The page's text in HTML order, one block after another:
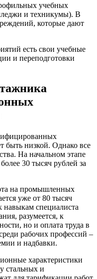
учебных
и техникумы). В
которые дают
есть свои учебные
и переподготовки
быть низкой. Однако все
На начальном этапе
30 тысяч рублей за
на промышленных
уже от 80 тысяч
навыкам специалиста
разумеется, к
но и оплата труда в
рабочих профессий –
и надбавки.
характеристики
стальных и